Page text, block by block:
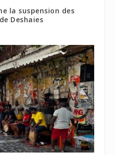
la suspension des
Deshaies